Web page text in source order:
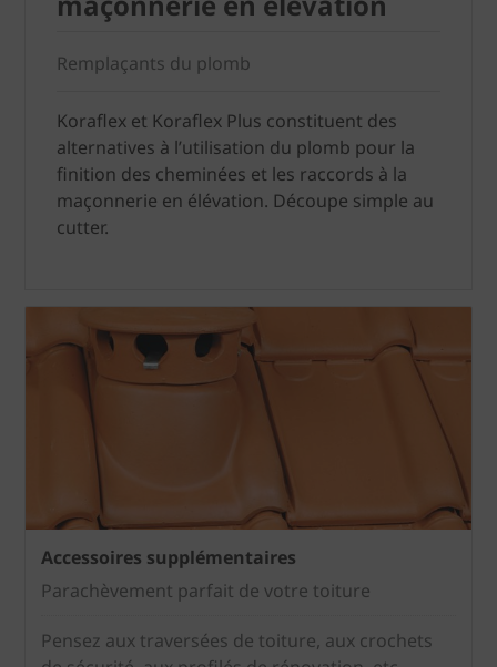
Remplaçants du plomb
Koraflex et Koraflex Plus constituent des
alternatives à l’utilisation du plomb pour la
finition des cheminées et les raccords à la
maçonnerie en élévation. Découpe simple au
cutter.
Accessoires supplémentaires
Parachèvement parfait de votre toiture
Pensez aux traversées de toiture, aux crochets